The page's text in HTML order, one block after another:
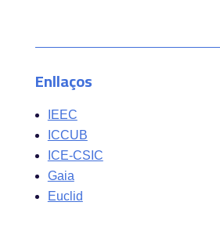
Enllaços
IEEC
ICCUB
ICE-CSIC
Gaia
Euclid